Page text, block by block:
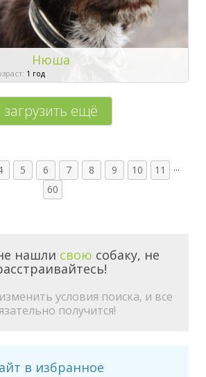
Нюша
1 год
загрузить ещё
5 6 7 8 9 10 11
...
60
нашли свою собаку, не
условия поиска, и все
получится!
в избранное